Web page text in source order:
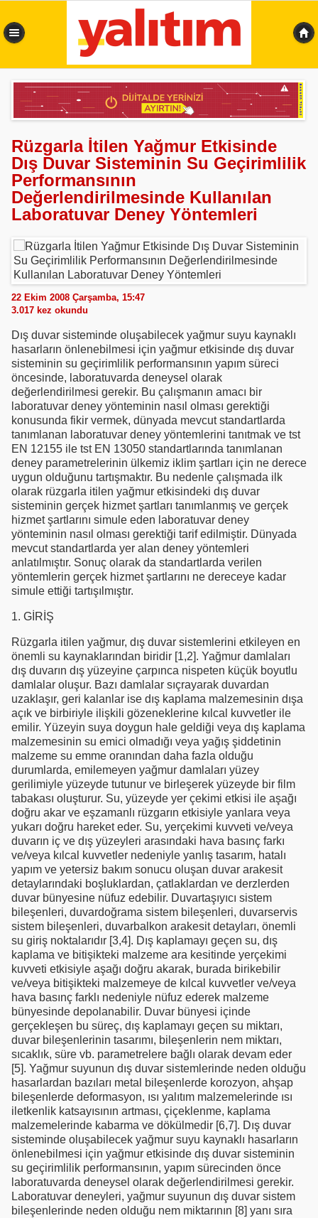
Rüzgarla İtilen Yağmur Etkisinde
Dış Duvar Sisteminin Su Geçirimlilik
Performansının
Değerlendirilmesinde Kullanılan
Laboratuvar Deney Yöntemleri
22 Ekim 2008 Çarşamba, 15:47
3.017 kez okundu
Dış duvar sisteminde oluşabilecek yağmur suyu kaynaklı
hasarların önlenebilmesi için yağmur etkisinde dış duvar
sisteminin su geçirimlilik performansının yapım süreci
öncesinde, laboratuvarda deneysel olarak
değerlendirilmesi gerekir. Bu çalışmanın amacı bir
laboratuvar deney yönteminin nasıl olması gerektiği
konusunda fikir vermek, dünyada mevcut standartlarda
tanımlanan laboratuvar deney yöntemlerini tanıtmak ve tst
EN 12155 ile tst EN 13050 standartlarında tanımlanan
deney parametrelerinin ülkemiz iklim şartları için ne derece
uygun olduğunu tartışmaktır. Bu nedenle çalışmada ilk
olarak rüzgarla itilen yağmur etkisindeki dış duvar
sisteminin gerçek hizmet şartları tanımlanmış ve gerçek
hizmet şartlarını simule eden laboratuvar deney
yönteminin nasıl olması gerektiği tarif edilmiştir. Dünyada
mevcut standartlarda yer alan deney yöntemleri
anlatılmıştır. Sonuç olarak da standartlarda verilen
yöntemlerin gerçek hizmet şartlarını ne dereceye kadar
simule ettiği tartışılmıştır.
1. GİRİŞ
Rüzgarla itilen yağmur, dış duvar sistemlerini etkileyen en
önemli su kaynaklarından biridir [1,2]. Yağmur damlaları
dış duvarın dış yüzeyine çarpınca nispeten küçük boyutlu
damlalar oluşur. Bazı damlalar sıçrayarak duvardan
uzaklaşır, geri kalanlar ise dış kaplama malzemesinin dışa
açık ve birbiriyle ilişkili gözeneklerine kılcal kuvvetler ile
emilir. Yüzeyin suya doygun hale geldiği veya dış kaplama
malzemesinin su emici olmadığı veya yağış şiddetinin
malzeme su emme oranından daha fazla olduğu
durumlarda, emilemeyen yağmur damlaları yüzey
gerilimiyle yüzeyde tutunur ve birleşerek yüzeyde bir film
tabakası oluşturur. Su, yüzeyde yer çekimi etkisi ile aşağı
doğru akar ve eşzamanlı rüzgarın etkisiyle yanlara veya
yukarı doğru hareket eder. Su, yerçekimi kuvveti ve/veya
duvarın iç ve dış yüzeyleri arasındaki hava basınç farkı
ve/veya kılcal kuvvetler nedeniyle yanlış tasarım, hatalı
yapım ve yetersiz bakım sonucu oluşan duvar arakesit
detaylarındaki boşluklardan, çatlaklardan ve derzlerden
duvar bünyesine nüfuz edebilir. Duvartaşıyıcı sistem
bileşenleri, duvardoğrama sistem bileşenleri, duvarservis
sistem bileşenleri, duvarbalkon arakesit detayları, önemli
su giriş noktalarıdır [3,4]. Dış kaplamayı geçen su, dış
kaplama ve bitişikteki malzeme ara kesitinde yerçekimi
kuvveti etkisiyle aşağı doğru akarak, burada birikebilir
ve/veya bitişikteki malzemeye de kılcal kuvvetler ve/veya
hava basınç farklı nedeniyle nüfuz ederek malzeme
bünyesinde depolanabilir. Duvar bünyesi içinde
gerçekleşen bu süreç, dış kaplamayı geçen su miktarı,
duvar bileşenlerinin tasarımı, bileşenlerin nem miktarı,
sıcaklık, süre vb. parametrelere bağlı olarak devam eder
[5]. Yağmur suyunun dış duvar sistemlerinde neden olduğu
hasarlardan bazıları metal bileşenlerde korozyon, ahşap
bileşenlerde deformasyon, ısı yalıtım malzemelerinde ısı
iletkenlik katsayısının artması, çiçeklenme, kaplama
malzemelerinde kabarma ve dökülmedir [6,7]. Dış duvar
sisteminde oluşabilecek yağmur suyu kaynaklı hasarların
önlenebilmesi için yağmur etkisinde dış duvar sisteminin
su geçirimlilik performansının, yapım sürecinden önce
laboratuvarda deneysel olarak değerlendirilmesi gerekir.
Laboratuvar deneyleri, yağmur suyunun dış duvar sistem
bileşenlerinde neden olduğu nem miktarının [8] yanı sıra
0,352 sn